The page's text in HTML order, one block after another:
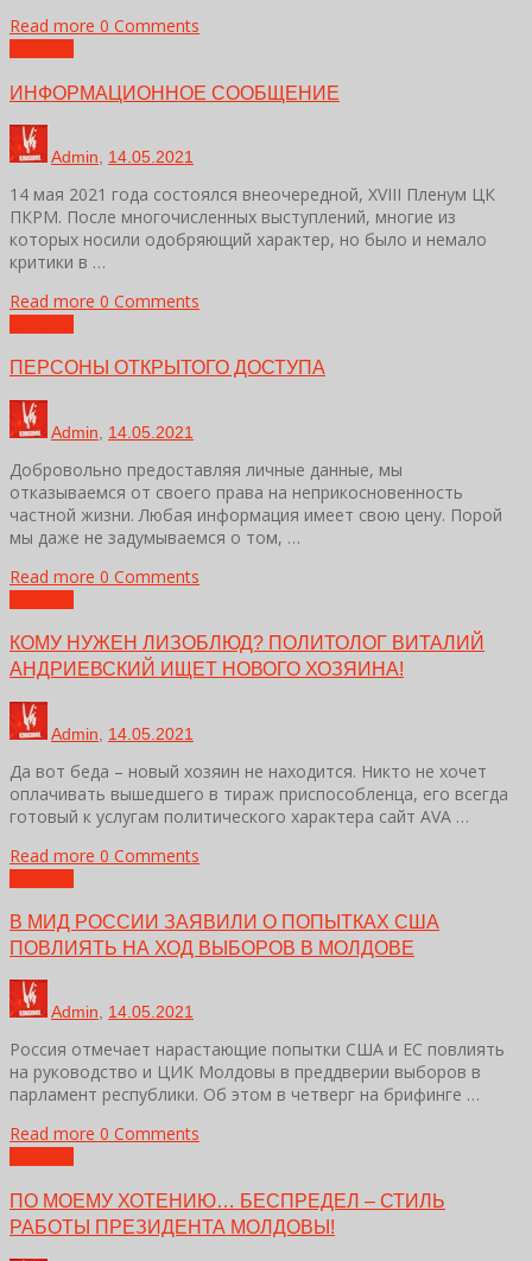
Read more 0 Comments
ИНФОРМАЦИОННОЕ СООБЩЕНИЕ
Admin 14.05.2021
14 мая 2021 года состоялся внеочередной, XVIII Пленум ЦК
ПКРМ. После многочисленных выступлений, многие из
которых носили одобряющий характер, но было и немало
критики в …
Read more 0 Comments
ПЕРСОНЫ ОТКРЫТОГО ДОСТУПА
Admin 14.05.2021
Добровольно предоставляя личные данные, мы
отказываемся от своего права на неприкосновенность
частной жизни. Любая информация имеет свою цену. Порой
мы даже не задумываемся о том, …
Read more 0 Comments
КОМУ НУЖЕН ЛИЗОБЛЮД? ПОЛИТОЛОГ ВИТАЛИЙ
АНДРИЕВСКИЙ ИЩЕТ НОВОГО ХОЗЯИНА!
Admin 14.05.2021
Да вот беда – новый хозяин не находится. Никто не хочет
оплачивать вышедшего в тираж приспособленца, его всегда
готовый к услугам политического характера сайт AVA …
Read more 0 Comments
В МИД РОССИИ ЗАЯВИЛИ О ПОПЫТКАХ США
ПОВЛИЯТЬ НА ХОД ВЫБОРОВ В МОЛДОВЕ
Admin, 14.05.2021
Россия отмечает нарастающие попытки США и ЕС повлиять
на руководство и ЦИК Молдовы в преддверии выборов в
парламент республики. Об этом в четверг на брифинге …
Read more 0 Comments
ПО МОЕМУ ХОТЕНИЮ… БЕСПРЕДЕЛ – СТИЛЬ
РАБОТЫ ПРЕЗИДЕНТА МОЛДОВЫ!